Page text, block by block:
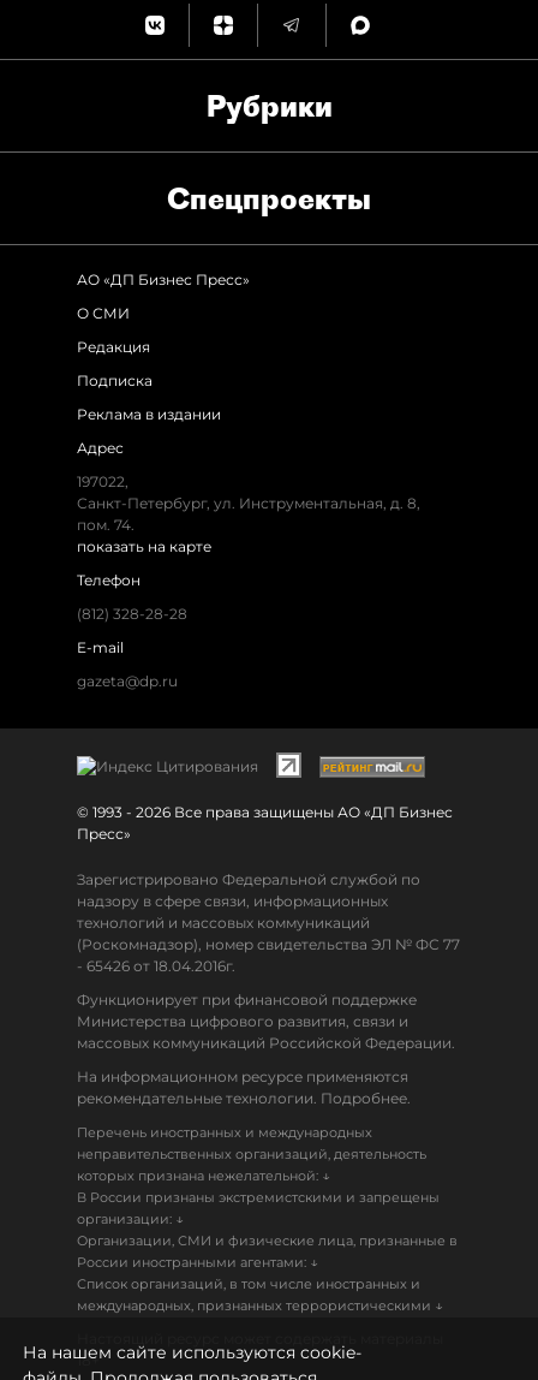
Рубрики
Спец­проекты
АО «ДП Бизнес Пресс»
О СМИ
Редакция
Подписка
Реклама в издании
Адрес
197022,
Санкт-Петербург, ул. Инструментальная, д. 8,
пом. 74.
показать на карте
Телефон
(812) 328-28-28
E-mail
gazeta@dp.ru
© 1993 - 2026 Все права защищены АО «ДП Бизнес
Пресс»
Зарегистрировано Федеральной службой по
надзору в сфере связи, информационных
технологий и массовых коммуникаций
(Роскомнадзор), номер свидетельства ЭЛ № ФС 77
- 65426 от 18.04.2016г.
Функционирует при финансовой поддержке
Министерства цифрового развития, связи и
массовых коммуникаций Российской Федерации.
На информационном ресурсе применяются
рекомендательные технологии. Подробнее.
Перечень иностранных и международных
неправительственных организаций, деятельность
которых признана нежелательной: ↓
В России признаны экстремистскими и запрещены
организации: ↓
Организации, СМИ и физические лица, признанные в
России иностранными агентами: ↓
Список организаций, в том числе иностранных и
международных, признанных террористическими ↓
18+
На нашем сайте используются cookie-